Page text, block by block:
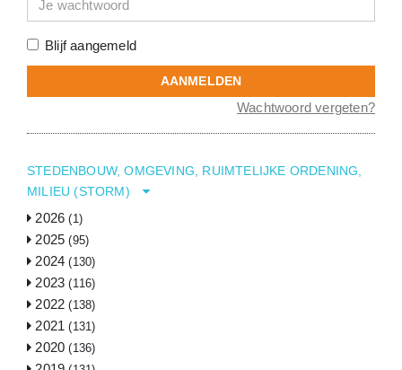
Blijf aangemeld
AANMELDEN
Wachtwoord vergeten?
STEDENBOUW, OMGEVING, RUIMTELIJKE ORDENING,
MILIEU (STORM)
2026 (1)
1 (1 )
2025 (95)
3-4 (39)
2 (29)
1 (27)
2024 (130)
4 (34)
3 (30)
2 (34)
1 (32)
2023 (116)
4 (33)
3 (30)
2 (27)
2022 (138)
4 (37)
3 (34)
2021 (131)
4 (36)
2020 (136)